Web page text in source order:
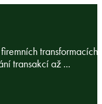
transformacích
transakcí až ...